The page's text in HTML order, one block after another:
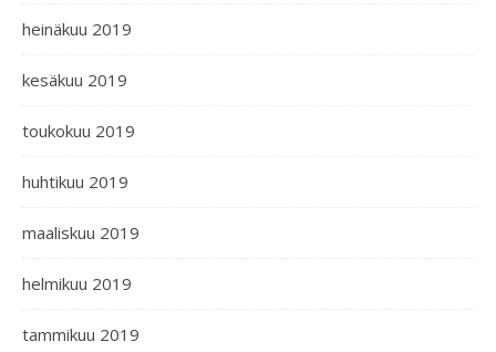
heinäkuu 2019
kesäkuu 2019
toukokuu 2019
huhtikuu 2019
maaliskuu 2019
helmikuu 2019
tammikuu 2019